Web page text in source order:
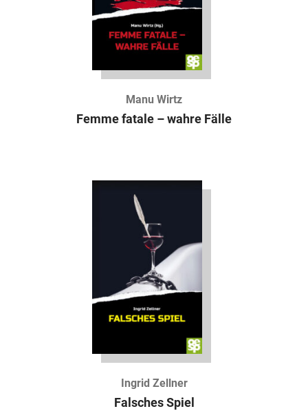
Manu Wirtz
Femme fatale – wahre Fälle
Ingrid Zellner
Falsches Spiel